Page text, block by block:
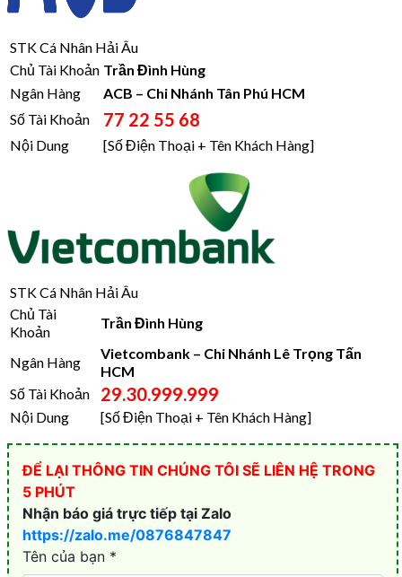
STK Cá Nhân Hải Âu
Chủ Tài Khoản Trần Đình Hùng
Ngân Hàng
ACB – Chi Nhánh Tân Phú HCM
Số Tài Khoản
77 22 55 68
Nội Dung [Số Điện Thoại + Tên Khách Hàng]
STK Cá Nhân Hải Âu
Chủ Tài
Khoản
Trần Đình Hùng
Ngân Hàng
Vietcombank – Chi Nhánh Lê Trọng Tấn
HCM
Số Tài Khoản
29.30.999.999
Nội Dung [Số Điện Thoại + Tên Khách Hàng]